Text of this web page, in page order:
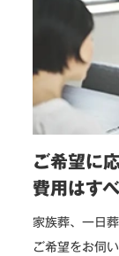
ご希望に
費用はす
家族葬、一日
ご希望をお伺